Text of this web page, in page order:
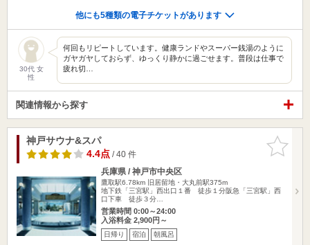
他にも5種類の電子チケットがあります
30代 女
性
何回もリピートしています。健康ランドやスーパー銭湯のように
ガヤガヤしておらず、ゆっくり静かに過ごせます。普段は仕事で
疲れ切…
関連情報から探す
お気に入
りに追加
神戸サウナ&スパ
4.4点/ 40 件
兵庫県 / 神戸市中央区
鷹取駅6.78km
旧居留地・大丸前駅375m
地下鉄「三宮駅」西出口１番 徒歩１分阪急「三宮駅」西
口下車 徒歩３分…
営業時間 0:00～24:00
入浴料金 2,900円～
日帰り 宿泊 朝風呂